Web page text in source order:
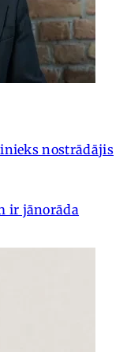
nostrādājis
ir jānorāda